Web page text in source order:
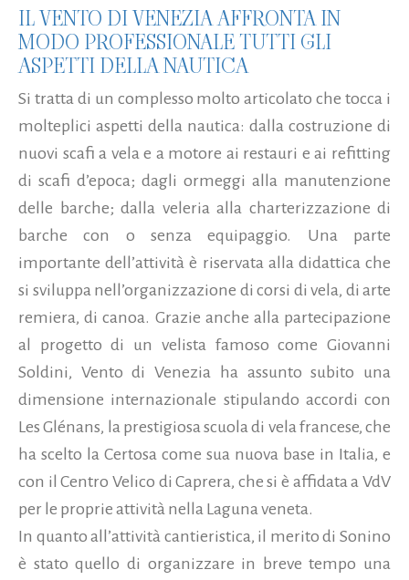
IL VENTO DI VENEZIA AFFRONTA IN
MODO PROFESSIONALE TUTTI GLI
ASPETTI DELLA NAUTICA
Si tratta di un complesso molto articolato che tocca i
molteplici aspetti della nautica: dalla costruzione di
nuovi scafi a vela e a motore ai restauri e ai refitting
di scafi d’epoca; dagli ormeggi alla manutenzione
delle barche; dalla veleria alla charterizzazione di
barche con o senza equipaggio. Una parte
importante dell’attività è riservata alla didattica che
si sviluppa nell’organizzazione di corsi di vela, di arte
remiera, di canoa. Grazie anche alla partecipazione
al progetto di un velista famoso come Giovanni
Soldini, Vento di Venezia ha assunto subito una
dimensione internazionale stipulando accordi con
Les Glénans, la prestigiosa scuola di vela francese, che
ha scelto la Certosa come sua nuova base in Italia, e
con il Centro Velico di Caprera, che si è affidata a VdV
per le proprie attività nella Laguna veneta.
In quanto all’attività cantieristica, il merito di Sonino
è stato quello di organizzare in breve tempo una